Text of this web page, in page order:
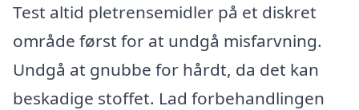
Test altid pletrensemidler på et diskret
område først for at undgå misfarvning.
Undgå at gnubbe for hårdt, da det kan
beskadige stoffet. Lad forbehandlingen